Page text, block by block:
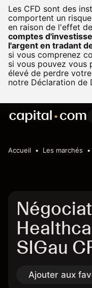
Les CFD sont des
comportent un
en raison de l'effet
comptes
l'argent en tradant
si vous comprenez
si vous pouvez vous
élevé de perdre
notre Déclaration de
Accueil Les marchés
SIGau
Ajouter aux